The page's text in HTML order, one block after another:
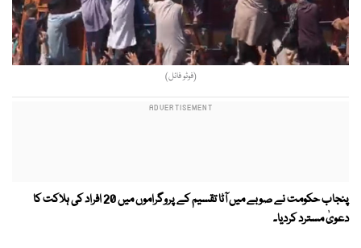
(فوٹو فائل)
پنجاب حکومت نے صوبے میں آٹا تقسیم کے پروگراموں میں 20 افراد کی ہلاکت کا
دعویٰ مسترد کردیا۔